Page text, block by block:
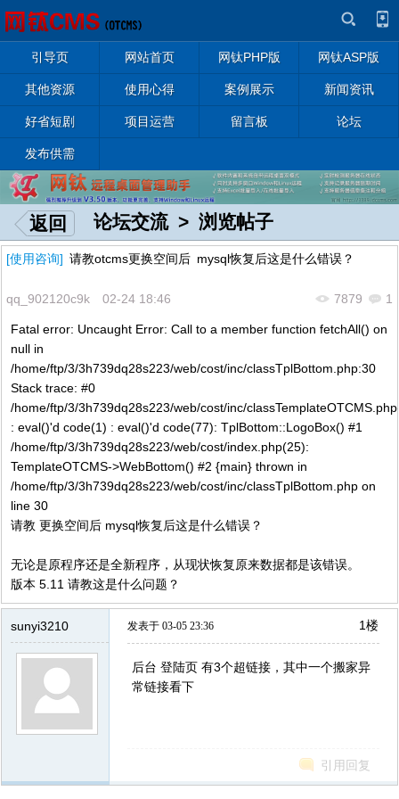
引导页 网站首页 网钛PHP版 网钛ASP版
其他资源 使用心得 案例展示 新闻资讯
好省短剧 项目运营 留言板 论坛
发布供需
返回 论坛交流> 浏览帖子
[使用咨询] 请教otcms更换空间后 mysql恢复后这是什么错误？
7879 1
qq_902120c9k 02-24 18:46
Fatal error: Uncaught Error: Call to a member function fetchAll() on
null in
/home/ftp/3/3h739dq28s223/web/cost/inc/classTplBottom.php:30
Stack trace: #0
/home/ftp/3/3h739dq28s223/web/cost/inc/
: eval()'d code(1) : eval()'d code(77): TplBottom::LogoBox() #1
/home/ftp/3/3h739dq28s223/web/cost/index.php(25):
TemplateOTCMS->WebBottom() #2 {main} thrown in
/home/ftp/3/3h739dq28s223/web/cost/inc/classTplBottom.php on
line 30
请教 更换空间后 mysql恢复后这是什么错误？
无论是原程序还是全新程序，从现状恢复原来数据都是该错误。
版本 5.11 请教这是什么问题？
sunyi3210 1楼
发表于 03-05 23:36
后台 登陆页 有3个超链接，其中一个搬家异
常链接看下
引用回复